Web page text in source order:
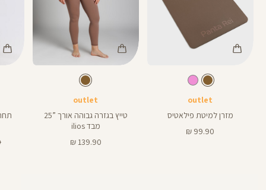
צבע
חום
outlet
מזרן למיטת פילאטיס
מחיר
99.90 ₪
צבע
חום
outlet
טייץ בגזרה גבוהה אורך ”25
מבד ilios
מחיר
139.90 ₪